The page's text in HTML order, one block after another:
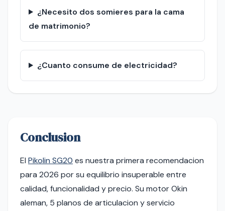
¿Necesito dos somieres para la cama
de matrimonio?
¿Cuanto consume de electricidad?
Conclusion
El Pikolin SG20 es nuestra primera recomendacion
para 2026 por su equilibrio insuperable entre
calidad, funcionalidad y precio. Su motor Okin
aleman, 5 planos de articulacion y servicio